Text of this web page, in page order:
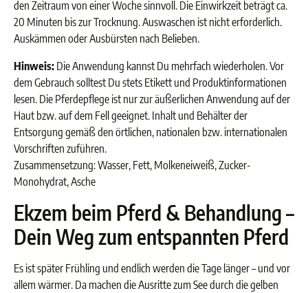
den Zeitraum von einer Woche sinnvoll. Die Einwirkzeit beträgt ca.
20 Minuten bis zur Trocknung. Auswaschen ist nicht erforderlich.
Auskämmen oder Ausbürsten nach Belieben.
Hinweis: Die Anwendung kannst Du mehrfach wiederholen. Vor
dem Gebrauch solltest Du stets Etikett und Produktinformationen
lesen. Die Pferdepflege ist nur zur äußerlichen Anwendung auf der
Haut bzw. auf dem Fell geeignet. Inhalt und Behälter der
Entsorgung gemäß den örtlichen, nationalen bzw. internationalen
Vorschriften zuführen.
Zusammensetzung: Wasser, Fett, Molkeneiweiß, Zucker-
Monohydrat, Asche
Ekzem beim Pferd & Behandlung –
Dein Weg zum entspannten Pferd
Es ist später Frühling und endlich werden die Tage länger – und vor
allem wärmer. Da machen die Ausritte zum See durch die gelben